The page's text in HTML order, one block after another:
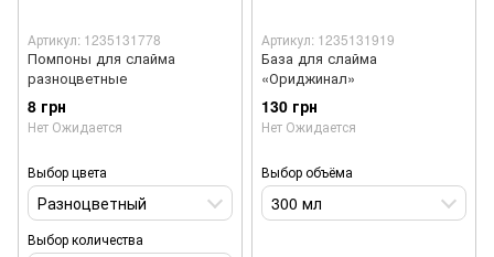
Артикул: 1235131778
Помпоны для слайма
разноцветные
8 грн
Нет Ожидается
Выбор цвета
Разноцветный
Выбор количества
Артикул: 1235131919
База для слайма
«Ориджинал»
130 грн
Нет Ожидается
Выбор объёма
300 мл